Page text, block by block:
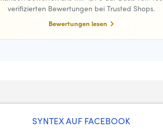
verifizierten Bewertungen bei Trusted Shops.
Bewertungen lesen
SYNTEX AUF FACEBOOK